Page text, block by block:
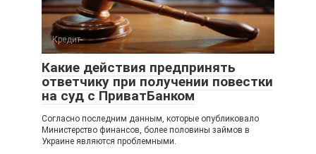
Кредит
Какие действия предпринять
ответчику при получении повестки
на суд с ПриватБанком
Согласно последним данным, которые опубликовало
Министерство финансов, более половины займов в
Украине являются проблемными.